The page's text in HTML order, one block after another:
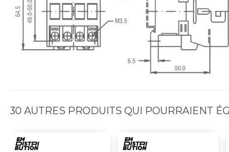
30 AUTRES PRODUITS QUI POURRAIENT